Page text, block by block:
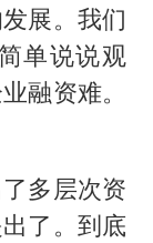
展。我们
单说说观
融资难。
多层次资
了。到底